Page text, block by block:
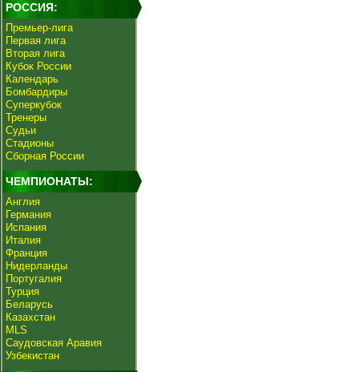
РОССИЯ:
Премьер-лига
Первая лига
Вторая лига
Кубок России
Календарь
Бомбардиры
Суперкубок
Тренеры
Судьи
Стадионы
Сборная России
ЧЕМПИОНАТЫ:
Англия
Германия
Испания
Италия
Франция
Нидерланды
Португалия
Турция
Беларусь
Казахстан
MLS
Саудовская Аравия
Узбекистан